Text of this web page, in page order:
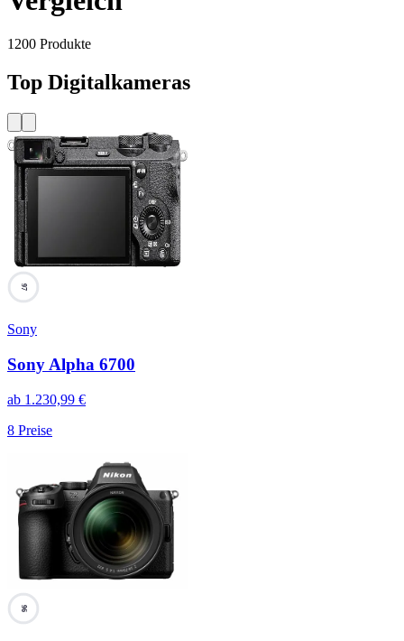
1200 Produkte
Top Digitalkameras
97
Sony
Sony Alpha 6700
ab 1.230,99 €
8 Preise
96